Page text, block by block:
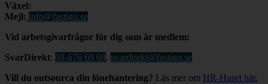
Växel:
Mejl: info@fastigo.se
Vid arbetsgivarfrågor för dig som är medlem:
SvarDirekt: 08-676 69 69, svardirekt@fastigo.se
Vill du outsourca din lönehantering? Läs mer om HR-Huset här.